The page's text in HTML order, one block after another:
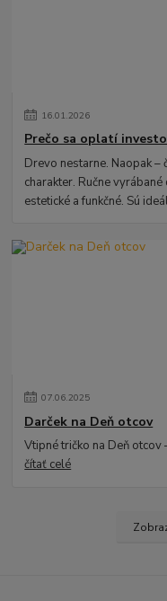
16.01.2026
Prečo sa oplatí
Drevo nestarne. Naopak –
charakter. Ručne
estetické a funkčné. Sú
07.06.2025
Darček na Deň otcov
Vtipné tričko na Deň otcov
čítať celé